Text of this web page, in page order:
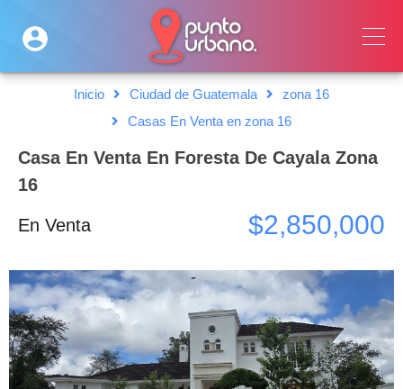
Inicio Ciudad de Guatemala
zona 16
Casas En Venta en zona 16
Casa En Venta En Foresta De Cayala Zona
16
En Venta $2,850,000